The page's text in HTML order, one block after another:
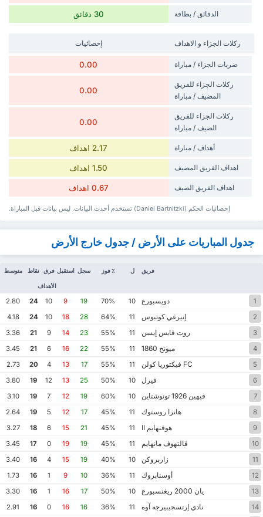
الدقائق / بطاقة 30 دقائق
‏ركلات الجزاء و الاهداف إحصائيات
ضربات الجزاء / مباراة 0.00
‏ركلات الجزاء للفريق
المضيف / مباراة
0.00
‏ركلات الجزاء للفريق
الضيف / مباراة
0.00
أهداف / مباراة 2.17 اهداف
‏اهداف الفريق المضيف 1.50 اهداف
‏اهداف الفريق الضيف 0.67 اهداف
إحصائيات الحكم (Daniel Bartnitzki) تستخدم أحدث البيانات. ليس بيانات قبل المباراة.
جدول المباريات على الأرض / جدول خارج الأرض
فريق ل ٪ فوز سجل استقبل فرق
الأهداف
نقاط متوسط
1 دويسبورغ 10
70%
19
9
10
24
2.80
2
إنيرغي كوتبوس 11
64%
28
18
10
24
4.18
3
روت فايس إيسن 11
55%
23
14
9
21
3.36
4
ميونخ 1860 11
55%
22
16
6
21
3.45
5
11
55%
17
13
4
20
2.73
6
فيرل 10
50%
25
13
12
19
3.80
7
فيهين 1926 تونوشتاين 10
60%
19
12
7
19
3.10
8
هانزا روستوك 11
45%
17
12
5
19
2.64
9
هوفنهايم II 11
45%
21
15
6
18
3.27
10
فالتهوف مانهايم 11
45%
19
19
0
17
3.45
11
زاربروكن 10
40%
19
15
4
16
3.40
12
أوسنابروك 11
36%
10
9
1
16
1.73
13
يان 2000 ريغنسبورغ 10
50%
17
16
1
16
3.30
14
نادي إرتسجيبيرجه آوه 11
36%
16
16
0
16
2.91